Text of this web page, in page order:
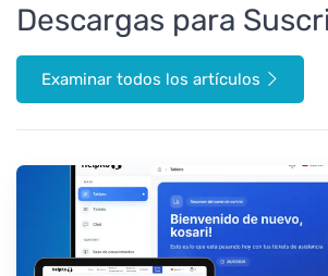
Descargas para
Examinar todos los artículos